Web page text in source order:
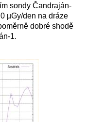
sondy Čandraján-
µGy/den na dráze
dobré shodě
1.